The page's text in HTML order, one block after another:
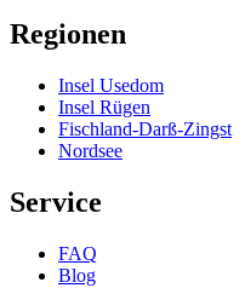
Regionen
Insel Usedom
Insel Rügen
Fischland-Darß-Zingst
Nordsee
Service
FAQ
Blog